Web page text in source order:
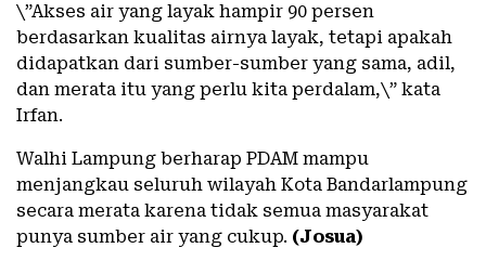
\”Akses air yang layak hampir 90 persen
berdasarkan kualitas airnya layak, tetapi apakah
didapatkan dari sumber-sumber yang sama, adil,
dan merata itu yang perlu kita perdalam,\” kata
Irfan.
Walhi Lampung berharap PDAM mampu
menjangkau seluruh wilayah Kota Bandarlampung
secara merata karena tidak semua masyarakat
punya sumber air yang cukup. (Josua)